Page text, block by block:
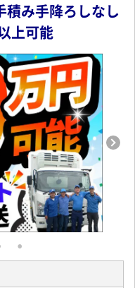
み手降ろしなし
上可能